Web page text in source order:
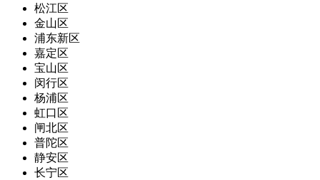
松江区
金山区
浦东新区
嘉定区
宝山区
闵行区
杨浦区
虹口区
闸北区
普陀区
静安区
长宁区